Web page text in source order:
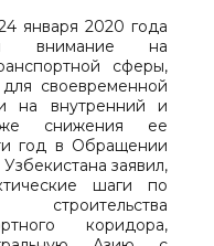
января 2020 года
внимание на
сферы,
своевременной
на внутренний и
снижения ее
год в Обращении
заявил,
шаги по
коридора,